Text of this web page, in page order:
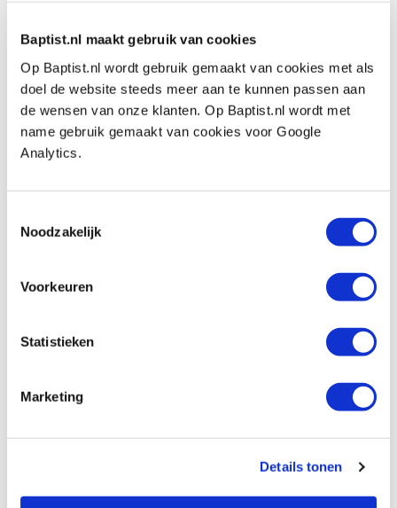
Baptist.nl maakt gebruik van cookies
Op Baptist.nl wordt gebruik gemaakt van cookies met als
doel de website steeds meer aan te kunnen passen aan
de wensen van onze klanten. Op Baptist.nl wordt met
name gebruik gemaakt van cookies voor Google
Analytics.
Noodzakelijk
Voorkeuren
Statistieken
Marketing
Details tonen
Artikelnummer: 1100306
€ 27,05 incl. btw
€ 22,36 excl. btw
Op voorraad
Vergelijken
Veiligheidsfreeskop 120 mm voor 40 x 4
Beoordelingen